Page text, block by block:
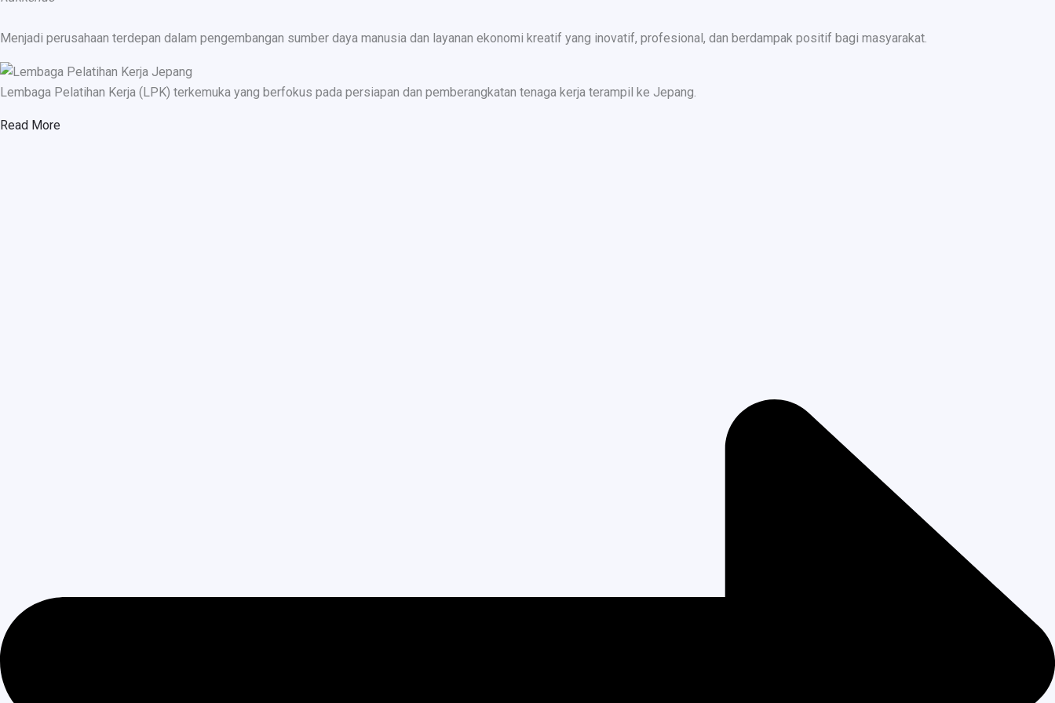
Menjadi perusahaan terdepan dalam pengembangan sumber daya manusia dan layanan ekonomi kreatif yang inovatif, profesional, dan berdampak positif bagi masyarakat.
Lembaga Pelatihan Kerja (LPK) terkemuka yang berfokus pada persiapan dan pemberangkatan tenaga kerja terampil ke Jepang.
Read More